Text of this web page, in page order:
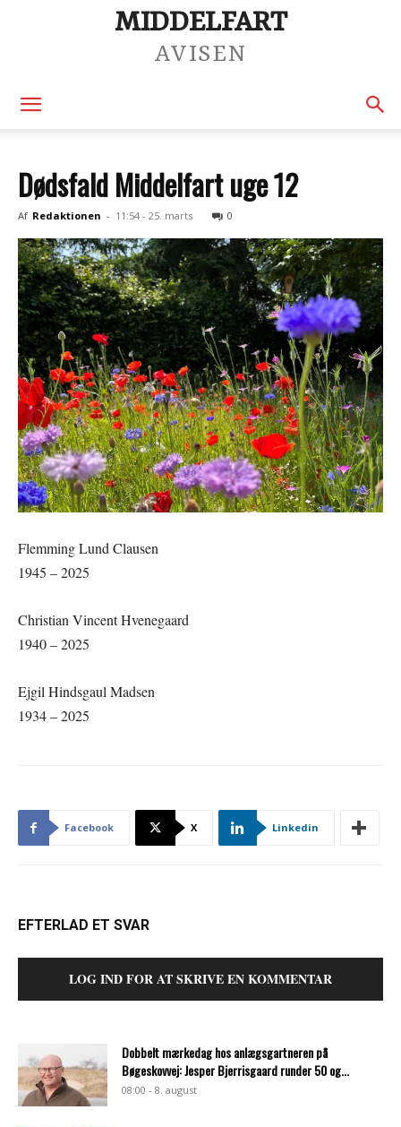
MIDDELFART
AVISEN
Dødsfald Middelfart uge 12
Af Redaktionen - 11:54 - 25. marts 0
Flemming Lund Clausen
1945 – 2025
Christian Vincent Hvenegaard
1940 – 2025
Ejgil Hindsgaul Madsen
1934 – 2025
Facebook X Linkedin
EFTERLAD ET SVAR
LOG IND FOR AT SKRIVE EN KOMMENTAR
Dobbelt mærkedag hos anlægsgartneren på
Bøgeskovvej: Jesper Bjerrisgaard runder 50 og...
08:00 - 8. august